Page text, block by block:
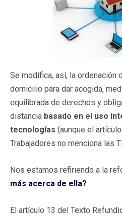
Se modifica, así, la ordenación
domicilio para dar acogida,
equilibrada de derechos y
distancia basado en el uso
tecnologías (aunque el
Trabajadores no menciona las
Nos estamos refiriendo a la
más acerca de ella?
El artículo 13 del Texto